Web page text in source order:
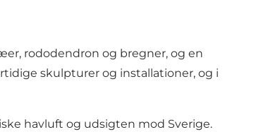
rododendron og bregner, og en
skulpturer og installationer, og i
havluft og udsigten mod Sverige.